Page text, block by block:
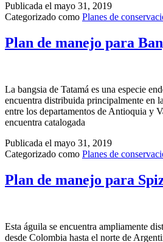
Publicada el mayo 31, 2019
Categorizado como Planes de
Plan de manejo para
La bangsia de Tatamá es una especie
encuentra distribuida principalmente en
entre los departamentos de Antioquia y
encuentra catalogada
Publicada el mayo 31, 2019
Categorizado como Planes de
Plan de manejo para
Esta águila se encuentra ampliamente
desde Colombia hasta el norte de